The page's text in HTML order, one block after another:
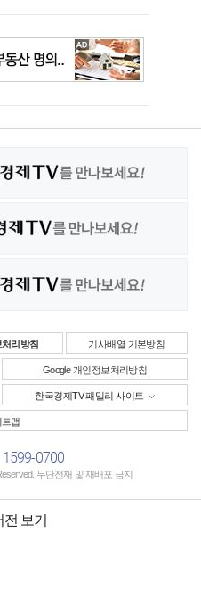
리방침 기사배열 기본방침
Google 개인정보처리방침
한국경제TV 패밀리 사이트
맵
1599-0700
무단전재 및 재배포 금지
보기